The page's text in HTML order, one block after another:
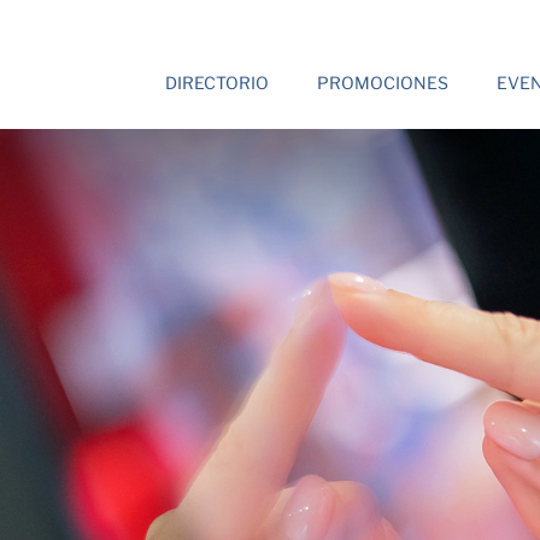
DIRECTORIO PROMOCIONES